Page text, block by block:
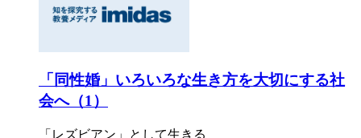
「同性婚」いろいろな生き方を大切にする社
会へ（1）
「レズビアン」として生きる